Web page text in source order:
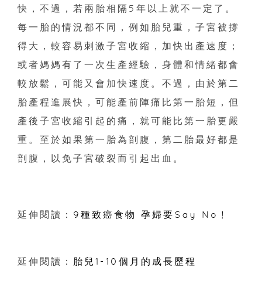
快，不過，若兩胎相隔5年以上就不一定了。
每一胎的情況都不同，例如胎兒重，子宮被撐
得大，較容易刺激子宮收縮，加快出產速度；
或者媽媽有了一次生產經驗，身體和情緒都會
較放鬆，可能又會加快速度。不過，由於第二
胎產程進展快，可能產前陣痛比第一胎短，但
產後子宮收縮引起的痛，就可能比第一胎更嚴
重。至於如果第一胎為剖腹，第二胎最好都是
剖腹，以免子宮破裂而引起出血。
延伸閱讀： 9種致癌食物 孕婦要Say No﹗
延伸閱讀： 胎兒1-10個月的成長歷程